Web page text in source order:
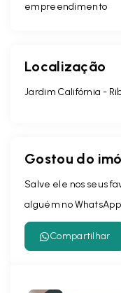
empreendimento
Localização
Jardim Califórnia -
Gostou do
Salve ele nos seus
alguém no
Compartilhar